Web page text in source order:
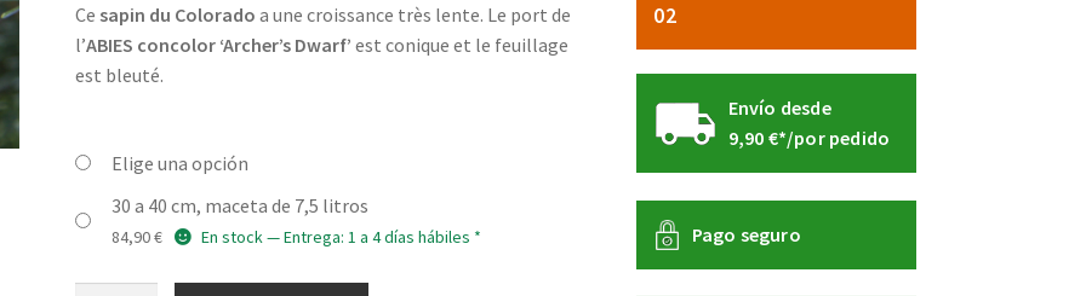
precios:
129,90 €
Cesapin du Colorado a une croissance très lente. Le port de
l’ABIES concolor ‘Archer’s Dwarf’ est conique et le feuillage
est bleuté.
Elige una opción
30 a 40 cm, maceta de 7,5 litros
84,90€ En stock — Entrega: 1 a 4 días hábiles *
02
Envío desde
9,90 €*/por pedido
Pago seguro